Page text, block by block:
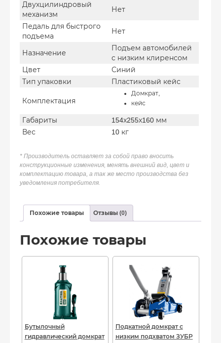
Двухцилиндровый
механизм
Нет
Педаль для быстрого
подъема
Нет
Назначение
Подъем автомобилей
с низким клиренсом
Цвет
Синий
Тип упаковки
Пластиковый кейс
Комплектация
Домкрат,
кейс
Габариты
154х255х160 мм
Вес
10 кг
* Производитель оставляет за собой право вносить
конструкционные изменения, менять внешний вид, цвет и
комплектацию товара, а так же место производства без
уведомления потребителя.
Похожие товары Отзывы (0)
Похожие товары
Бутылочный
гидравлический домкрат
Подкатной домкрат с
низким подхватом ЗУБР